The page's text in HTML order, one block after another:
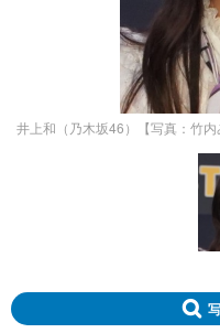
井上和（乃木坂46）【写真：竹内